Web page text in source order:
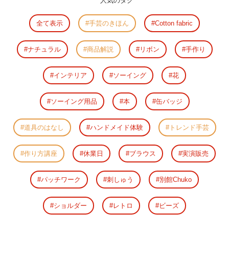
全て表示 手芸のきほん Cotton fabric
ナチュラル 商品解説 リボン 手作り
インテリア ソーイング 花
ソーイング用品 本 缶バッジ
道具のはなし ハンドメイド体験 トレンド手芸
作り方講座 休業日 ブラウス 実演販売
パッチワーク 刺しゅう 別館Chuko
ショルダー レトロ ビーズ